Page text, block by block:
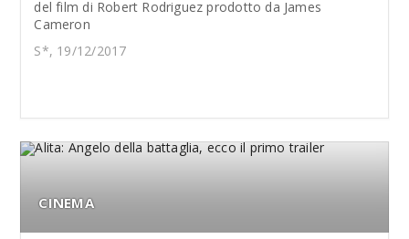
del film di Robert Rodriguez prodotto da James
Cameron
S*, 19/12/2017
CINEMA